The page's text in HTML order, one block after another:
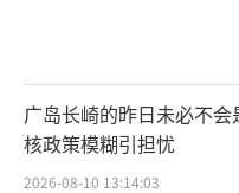
广岛长崎的昨日未必不会
核政策模糊引担忧
2026-08-10 13:14:03